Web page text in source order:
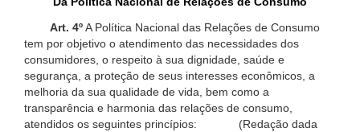
Art. 4ºA Política Nacional das Relações de Consumo
tem por objetivo o atendimento das necessidades dos
consumidores, o respeito à sua dignidade, saúde e
segurança, a proteção de seus interesses econômicos, a
melhoria da sua qualidade de vida, bem como a
transparência e harmonia das relações de consumo,
atendidos os seguintes princípios: (Redação dada